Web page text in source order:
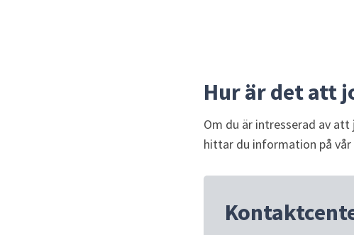
Hur är det att
Om du är intresserad av
hittar du information på vår